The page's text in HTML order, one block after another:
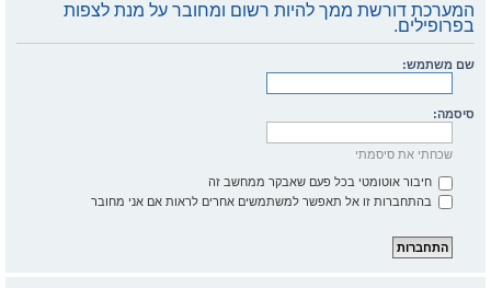
המערכת דורשת ממך להיות רשום ומחובר על מנת לצפות
בפרופילים.
שם משתמש:
סיסמה:
שכחתי את סיסמתי
חיבור אוטומטי בכל פעם שאבקר ממחשב זה
בהתחברות זו אל תאפשר למשתמשים אחרים לראות אם אני מחובר